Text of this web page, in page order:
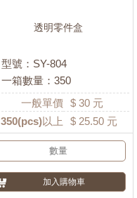
透明零件盒
型號：SY-804
一箱數量：350
一般單價 $ 30 元
350(pcs)以上 $ 25.50 元